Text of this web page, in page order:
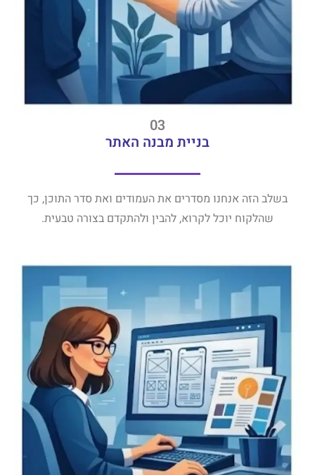
03
בניית מבנה האתר
בשלב הזה אנחנו מסדרים את העמודים ואת סדר התוכן, כך
שהלקוח יוכל לקרוא, להבין ולהתקדם בצורה טבעית.